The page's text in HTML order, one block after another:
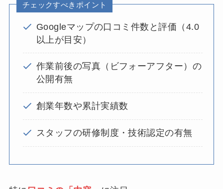
チェックすべきポイント
Googleマップの口コミ件数と評価（4.0
以上が目安）
作業前後の写真（ビフォーアフター）の
公開有無
創業年数や累計実績数
スタッフの研修制度・技術認定の有無